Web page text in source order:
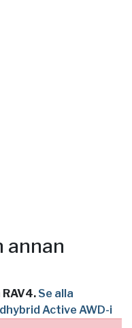
annan
Se alla
Active AWD-i